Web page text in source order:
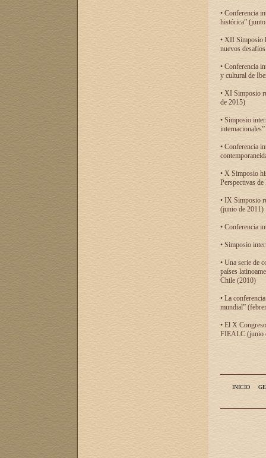
• Conferencia
histórica”
• XII Simposio
nuevos
• Conferencia
y cultural de
• XI Simposio
de 2015)
• Simposio
• Conferencia
• X Simposio
Perspectivas
• IX Simposio
(junio de 2011)
• Conferencia
• Simposio
• Una serie de
países
Chile (2010)
• La
mundial”
• El X
FIEALC (junio
INICIO